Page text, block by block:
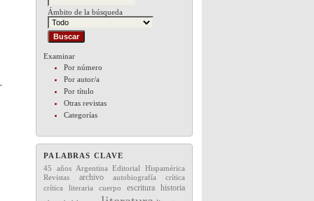
Ámbito de la búsqueda
Examinar
Por número
Por autor/a
Por título
Otras revistas
Categorías
PALABRAS CLAVE
45 años
Argentina Editorial
Hispamérica
Revistas
archivo autobiografía crítica
crítica literaria cuerpo escritura historia